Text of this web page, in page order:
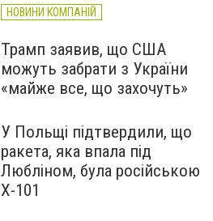
НОВИНИ КОМПАНІЙ
Трамп заявив, що США
можуть забрати з України
«майже все, що захочуть»
У Польщі підтвердили, що
ракета, яка впала під
Любліном, була російською
Х-101